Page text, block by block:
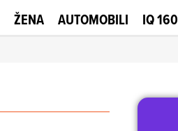
ŽENA AUTOMOBILI IQ 160